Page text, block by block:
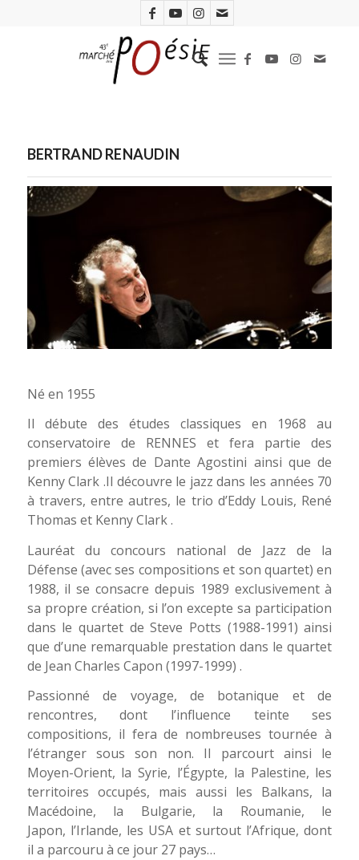
BERTRAND RENAUDIN
Né en 1955
Il débute des études classiques en 1968 au
conservatoire de RENNES et fera partie des
premiers élèves de Dante Agostini ainsi que de
Kenny Clark .Il découvre le jazz dans les années 70
à travers, entre autres, le trio d’Eddy Louis, René
Thomas et Kenny Clark .
Lauréat du concours national de Jazz de la
Défense (avec ses compositions et son quartet) en
1988, il se consacre depuis 1989 exclusivement à
sa propre création, si l’on excepte sa participation
dans le quartet de Steve Potts (1988-1991) ainsi
que d’une remarquable prestation dans le quartet
de Jean Charles Capon (1997-1999) .
Passionné de voyage, de botanique et de
rencontres, dont l’influence teinte ses
compositions, il fera de nombreuses tournée à
l’étranger sous son non. Il parcourt ainsi le
Moyen-Orient, la Syrie, l’Égypte, la Palestine, les
territoires occupés, mais aussi les Balkans, la
Macédoine, la Bulgarie, la Roumanie, le
Japon, l’Irlande, les USA et surtout l’Afrique, dont
il a parcouru à ce jour 27 pays…